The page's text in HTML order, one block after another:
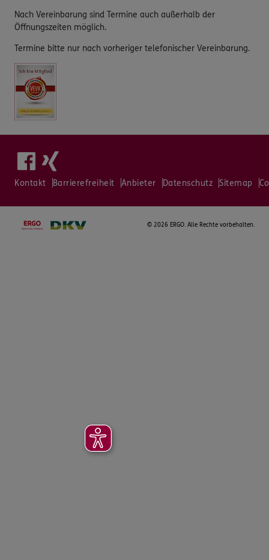
Nach Vereinbarung sind Termine auch außerhalb der
Öffnungszeiten möglich.
Termine bitte nur nach vorheriger telefonischer Vereinbarung.
Kontakt Barrierefreiheit Anbieter Datenschutz Sitemap
© 2026 ERGO. Alle Rechte vorbehalten.